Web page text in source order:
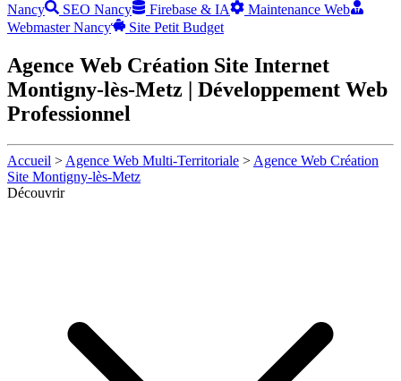
Nancy
SEO Nancy Firebase & IA
Maintenance Web
Webmaster Nancy
Site Petit Budget
Agence Web Création Site Internet
Montigny-lès-Metz | Développement Web
Professionnel
Accueil > Agence Web Multi-Territoriale > Agence Web Création
Site Montigny-lès-Metz
Découvrir